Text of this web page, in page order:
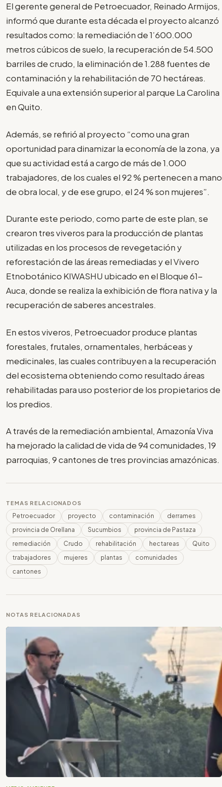
El gerente general de Petroecuador, Reinado Armijos,
informó que durante esta década el proyecto alcanzó
resultados como: la remediación de 1’600.000
metros cúbicos de suelo, la recuperación de 54.500
barriles de crudo, la eliminación de 1.288 fuentes de
contaminación y la rehabilitación de 70 hectáreas.
Equivale a una extensión superior al parque La Carolina
en Quito.
Además, se refirió al proyecto “como una gran
oportunidad para dinamizar la economía de la zona, ya
que su actividad está a cargo de más de 1.000
trabajadores, de los cuales el 92 % pertenecen a mano
de obra local, y de ese grupo, el 24 % son mujeres”.
Durante este periodo, como parte de este plan, se
crearon tres viveros para la producción de plantas
utilizadas en los procesos de revegetación y
reforestación de las áreas remediadas y el Vivero
Etnobotánico KIWASHU ubicado en el Bloque 61-
Auca, donde se realiza la exhibición de flora nativa y la
recuperación de saberes ancestrales.
En estos viveros, Petroecuador produce plantas
forestales, frutales, ornamentales, herbáceas y
medicinales, las cuales contribuyen a la recuperación
del ecosistema obteniendo como resultado áreas
rehabilitadas para uso posterior de los propietarios de
los predios.
A través de la remediación ambiental, Amazonía Viva
ha mejorado la calidad de vida de 94 comunidades, 19
parroquias, 9 cantones de tres provincias amazónicas.
TEMAS RELACIONADOS
Petroecuador proyecto contaminación
derrames
provincia de Orellana
Sucumbios
provincia de Pastaza
remediación
Crudo rehabilitación hectareas
Quito
trabajadores
mujeres plantas
comunidades
cantones
NOTAS RELACIONADAS